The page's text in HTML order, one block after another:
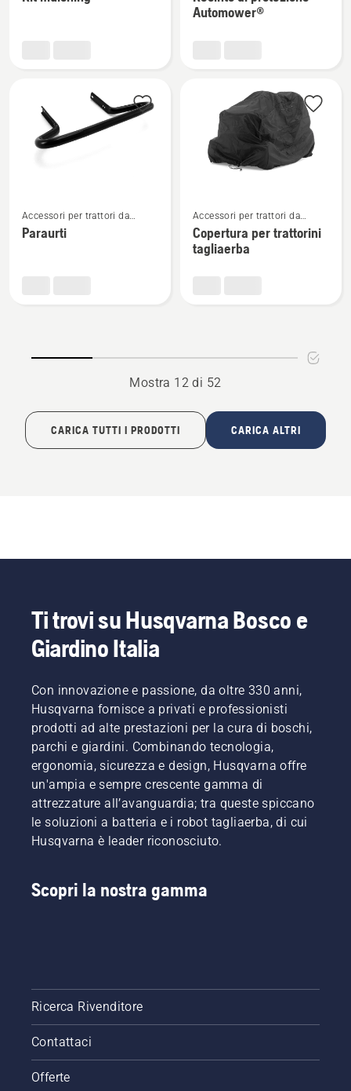
su
Automower®
Automower®
maggiori
dettagli
Accessori per trattori da
giardino
Paraurti
maggiori
dettagli
su
Accessori per trattori da
giardino
Copertura per trattorini
tagliaerba
Mostra 12 di 52
CARICA TUTTI I PRODOTTI CARICA ALTRI
Ti trovi su Husqvarna Bosco e
Giardino Italia
Con innovazione e passione, da oltre 330 anni,
Husqvarna fornisce a privati e professionisti
prodotti ad alte prestazioni per la cura di boschi,
parchi e giardini. Combinando tecnologia,
ergonomia, sicurezza e design, Husqvarna offre
un'ampia e sempre crescente gamma di
attrezzature all’avanguardia; tra queste spiccano
le soluzioni a batteria e i robot tagliaerba, di cui
Husqvarna è leader riconosciuto.
Scopri la nostra gamma
Ricerca Rivenditore
Contattaci
Offerte